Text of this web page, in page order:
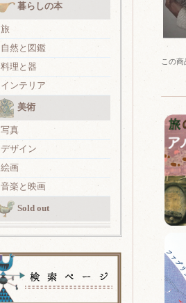
暮らしの本
旅
自然と図鑑
料理と器
インテリア
美術
写真
デザイン
絵画
音楽と映画
Sold out
この